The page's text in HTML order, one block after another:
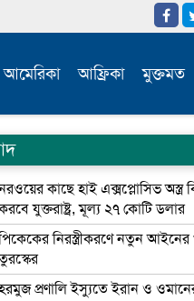
আমেরিকা আফ্রিকা মুক্তমত
কাছে হাই এক্সপ্লোসিভ অস্ত্র
যুক্তরাষ্ট্র, মূল্য ২৭ কোটি ডলার
নিরস্ত্রীকরণে নতুন
প্রণালি ইস্যুতে ইরান ও